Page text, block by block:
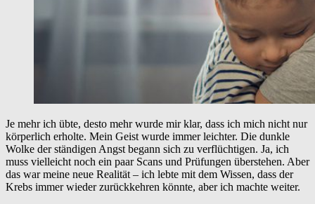
Je mehr ich übte, desto mehr wurde mir klar, dass ich mich nicht nur
körperlich erholte. Mein Geist wurde immer leichter. Die dunkle
Wolke der ständigen Angst begann sich zu verflüchtigen. Ja, ich
muss vielleicht noch ein paar Scans und Prüfungen überstehen. Aber
das war meine neue Realität – ich lebte mit dem Wissen, dass der
Krebs immer wieder zurückkehren könnte, aber ich machte weiter.